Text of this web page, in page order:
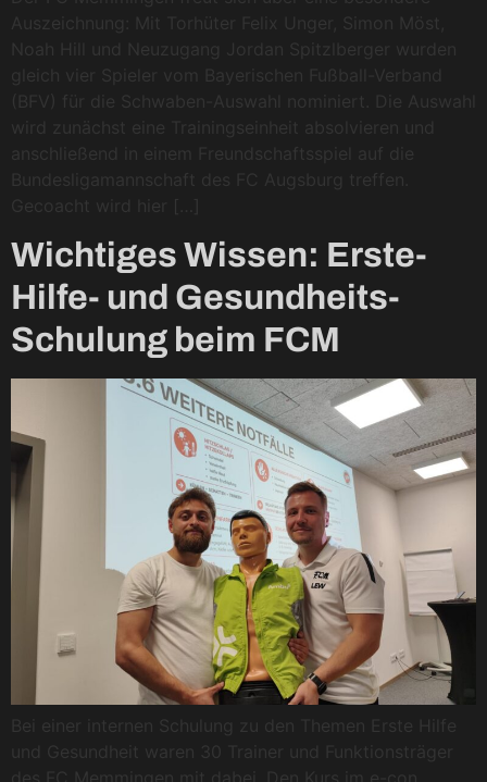
Auszeichnung: Mit Torhüter Felix Unger, Simon Möst,
Noah Hill und Neuzugang Jordan Spitzlberger wurden
gleich vier Spieler vom Bayerischen Fußball-Verband
(BFV) für die Schwaben-Auswahl nominiert. Die Auswahl
wird zunächst eine Trainingseinheit absolvieren und
anschließend in einem Freundschaftsspiel auf die
Bundesligamannschaft des FC Augsburg treffen.
Gecoacht wird hier […]
Wichtiges Wissen: Erste-
Hilfe- und Gesundheits-
Schulung beim FCM
Bei einer internen Schulung zu den Themen Erste Hilfe
und Gesundheit waren 30 Trainer und Funktionsträger